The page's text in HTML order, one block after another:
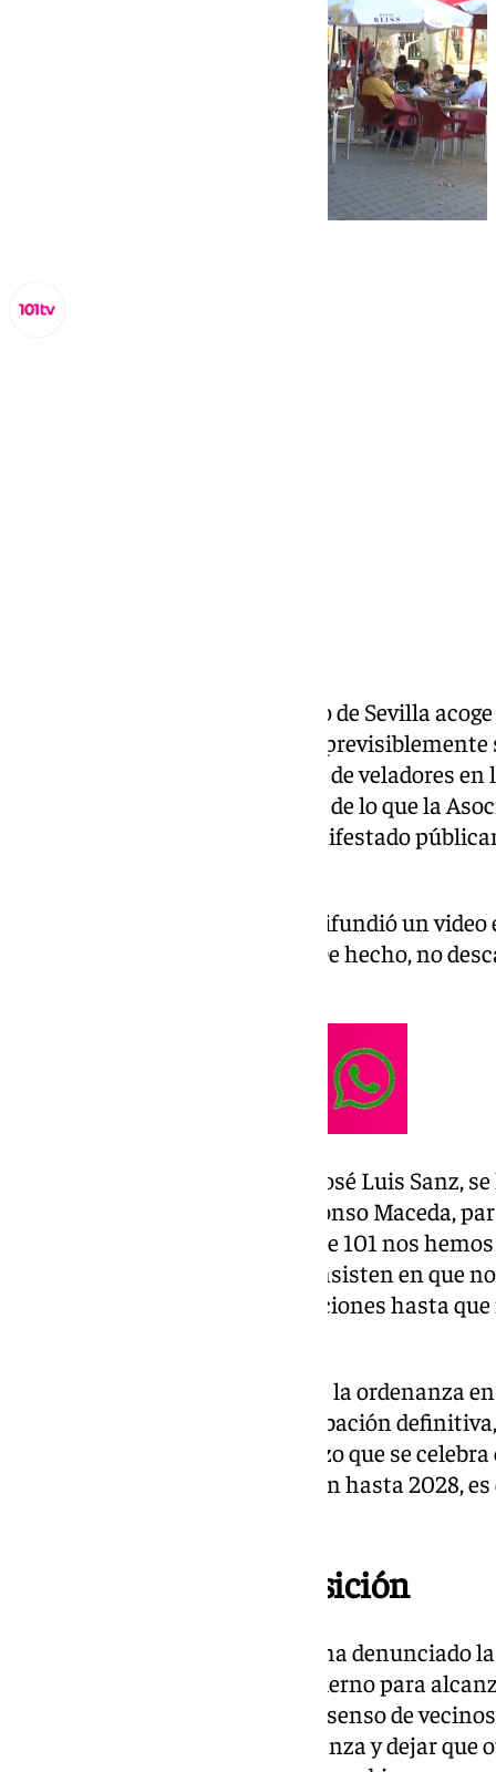
Este miércoles el Ayuntamiento de Sevilla
Gerencia de Urbanismo, donde
provisional la nueva ordenanza de veladores
hispalense. Todo ello, en contra de lo que la
provincia quiere, ya que ha manifestado
Hace unos días, la Asociación difundió un
posición contra la normativa. De hecho, no
Tras esto, el alcalde de Sevilla, José Luis Sanz,
la asociación de hosteleros, Alfonso Maceda,
la regulación de veladores. Desde 101 nos
Asociación de Hosteleros que insisten en que
Aseguran que no darán declaraciones hasta
De aprobarse provisionalmente la ordenanza
el primer paso antes de su aprobación
pleno ordinario del mes de marzo que se
aprobada, los hosteleros tendrán hasta 2028,
Reacciones de la oposición
Por su parte, el PSOE de Sevilla ha
“incapacidad” del equipo de gobierno para
tendrá que recurrir no a ese consenso de
derecha para aprobar su ordenanza y dejar que